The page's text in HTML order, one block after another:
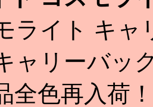
ライト キャ
ャリーバッ
全色再入荷